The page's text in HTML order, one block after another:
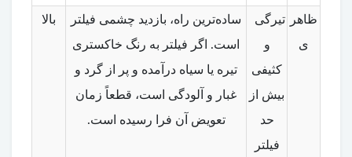
ظاهر
ی
تیرگی
و
کثیفی
بیش از
حد
فیلتر
ساده‌ترین راه، بازدید چشمی فیلتر
است. اگر فیلتر به رنگ خاکستری
تیره یا سیاه درآمده و پر از گرد و
غبار و آلودگی است، قطعاً زمان
تعویض آن فرا رسیده است.
بالا